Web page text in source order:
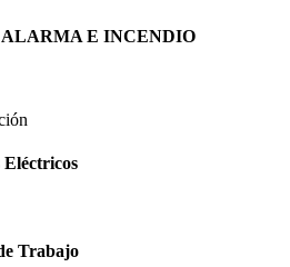
E INCENDIO
Trabajo